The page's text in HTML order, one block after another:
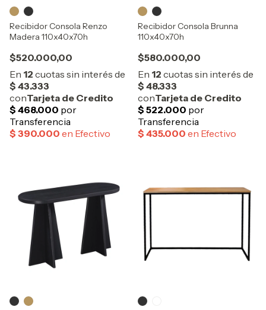
Recibidor Consola Renzo
Madera 110x40x70h
$520.000,00
Recibidor Consola Brunna
110x40x70h
$580.000,00